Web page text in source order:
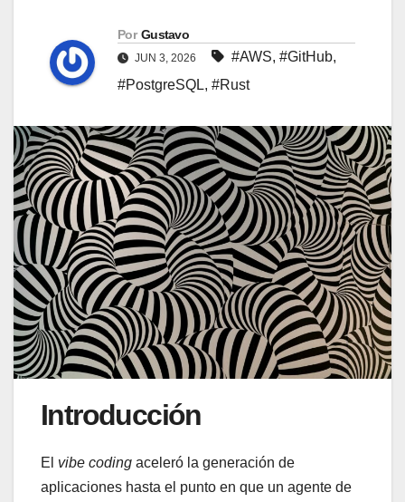
Por Gustavo
JUN 3, 2026 #AWS, #GitHub,
#PostgreSQL, #Rust
Introducción
El vibe coding aceleró la generación de
aplicaciones hasta el punto en que un agente de